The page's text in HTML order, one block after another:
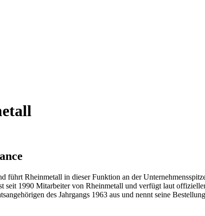
Rheinmetall in dieser Funktion an der
seit 1990 Mitarbeiter von Rheinmetall und verfügt laut
des Jahrgangs 1963 aus und nennt seine